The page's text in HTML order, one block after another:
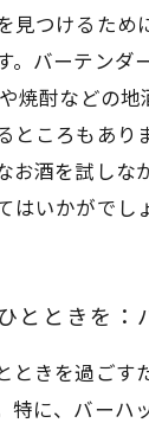
見つけるため
。バーテンダ
焼酎などの
ところもあり
お酒を試しな
はいかがでし
とときを：
ときを過ごす
特に、バーハ